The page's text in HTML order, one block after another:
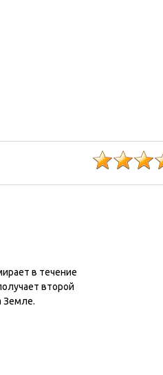
в течение
второй
Земле.